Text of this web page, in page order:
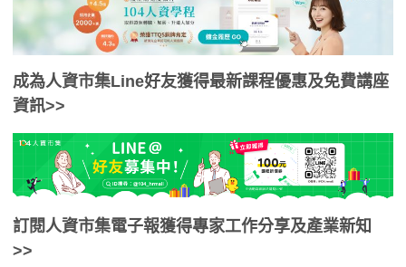
成為人資市集Line好友獲得最新課程優惠及免費講座
資訊>>
訂閱人資市集電子報獲得專家工作分享及產業新知
>>